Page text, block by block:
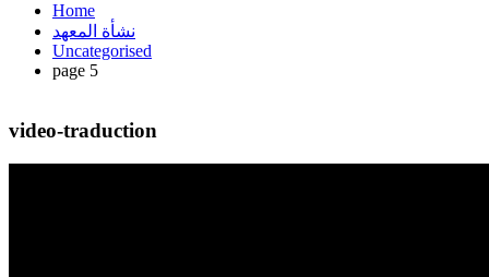
Home
نشأة المعهد
Uncategorised
page 5
video-traduction